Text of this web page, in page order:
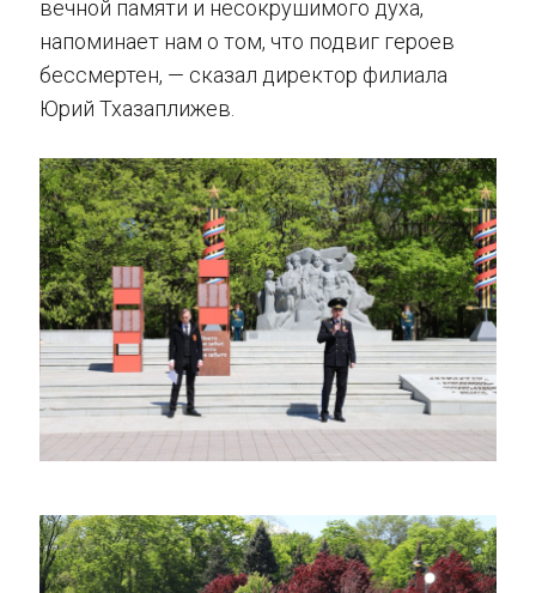
вечной памяти и несокрушимого духа,
напоминает нам о том, что подвиг героев
бессмертен, — сказал директор филиала
Юрий Тхазаплижев.